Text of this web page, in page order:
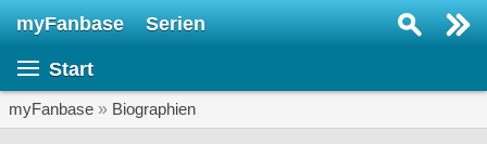
myFanbase Serien
Start
myFanbase » Biographien